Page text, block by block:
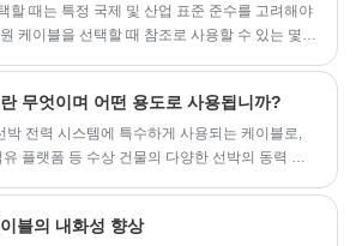
할 때는 특정 국제 및 산업 표준 준수를 고려해야
케이블을 선택할 때 참조로 사용할 수 있는 몇
무엇이며 어떤 용도로 사용됩니까?
박 전력 시스템에 특수하게 사용되는 케이블로,
플랫폼 등 수상 건물의 다양한 선박의 동력 전
블의 내화성 향상